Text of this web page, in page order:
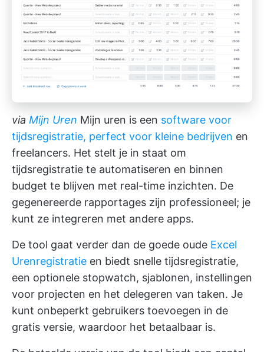
via Mijn Uren Mijn uren is een software voor
tijdsregistratie, perfect voor kleine bedrijven en
freelancers. Het stelt je in staat om
tijdsregistratie te automatiseren en binnen
budget te blijven met real-time inzichten. De
gegenereerde rapportages zijn professioneel; je
kunt ze integreren met andere apps.
De tool gaat verder dan de goede oude Excel
Urenregistratie en biedt snelle tijdsregistratie,
een optionele stopwatch, sjablonen, instellingen
voor projecten en het delegeren van taken. Je
kunt onbeperkt gebruikers toevoegen in de
gratis versie, waardoor het betaalbaar is.